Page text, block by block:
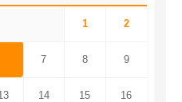
1 2
7 8 9
14 15 16